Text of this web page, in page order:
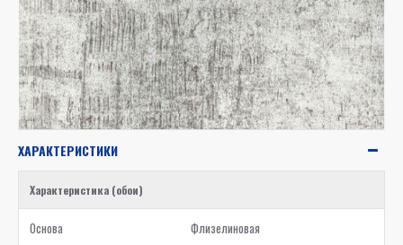
ХАРАКТЕРИСТИКИ
Характеристика (обои)
Основа Флизелиновая